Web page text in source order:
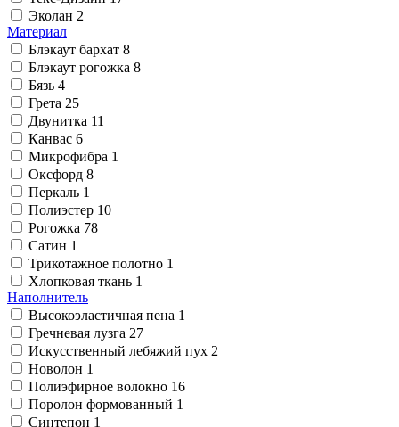
Эколан 2
Материал
Блэкаут бархат 8
Блэкаут рогожка 8
Бязь 4
Грета 25
Двунитка 11
Канвас 6
Микрофибра 1
Оксфорд 8
Перкаль 1
Полиэстер 10
Рогожка 78
Сатин 1
Трикотажное полотно 1
Хлопковая ткань 1
Наполнитель
Высокоэластичная пена 1
Гречневая лузга 27
Искусственный лебяжий пух 2
Новолон 1
Полиэфирное волокно 16
Поролон формованный 1
Синтепон 1